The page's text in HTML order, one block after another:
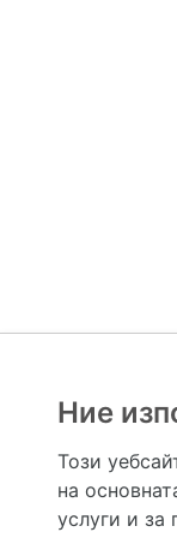
Ние
Този
на
услуги и за